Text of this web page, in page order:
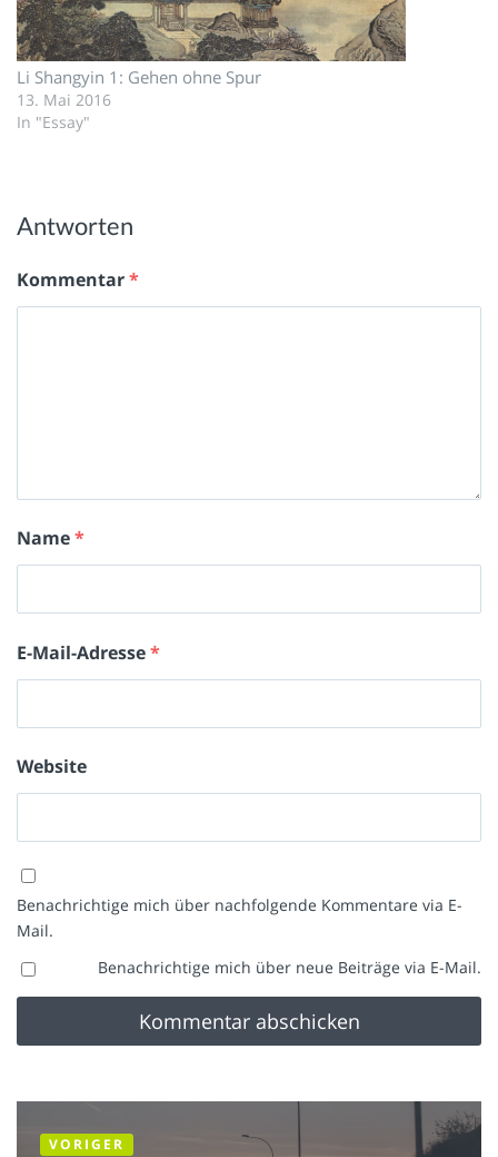
Li Shangyin 1: Gehen ohne Spur
13. Mai 2016
In "Essay"
Antworten
Kommentar*
Name*
E-Mail-Adresse*
Website
Benachrichtige mich über nachfolgende Kommentare via E-
Mail.
Benachrichtige mich über neue Beiträge via E-Mail.
VORIGER